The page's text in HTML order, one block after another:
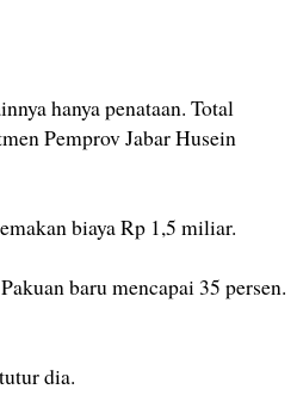
hanya penataan. Total
Pemprov Jabar Husein
biaya Rp 1,5 miliar.
baru mencapai 35 persen.
dia.